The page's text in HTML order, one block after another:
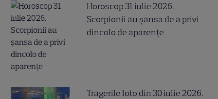
Horoscop 31 iulie 2026.
Scorpionii au șansa de a privi
dincolo de aparențe
Tragerile loto din 30 iulie 2026.